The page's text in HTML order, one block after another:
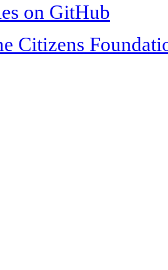
on GitHub
Citizens